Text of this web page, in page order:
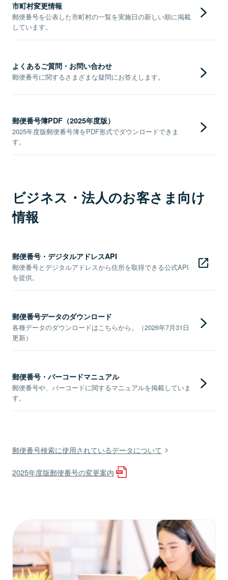
市町村変更情報
郵便番号を公表した市町村の一覧を実施日の新しい順に掲載
しています。
よくあるご質問・お問い合わせ
郵便番号に関するさまざまな疑問にお答えします。
郵便番号簿PDF（2025年度版）
2025年度版郵便番号簿をPDF形式でダウンロードできま
す。
ビジネス・法人のお客さま向け
情報
郵便番号・デジタルアドレスAPI
郵便番号とデジタルアドレスから住所を取得できる公式API
を提供。
郵便番号データのダウンロード
各種データのダウンロードはこちらから。（2026年7月31日
更新）
郵便番号・バーコードマニュアル
郵便番号や、バーコードに関するマニュアルを掲載していま
す。
郵便番号検索に使用されているデータについて
2025年度版郵便番号の変更案内